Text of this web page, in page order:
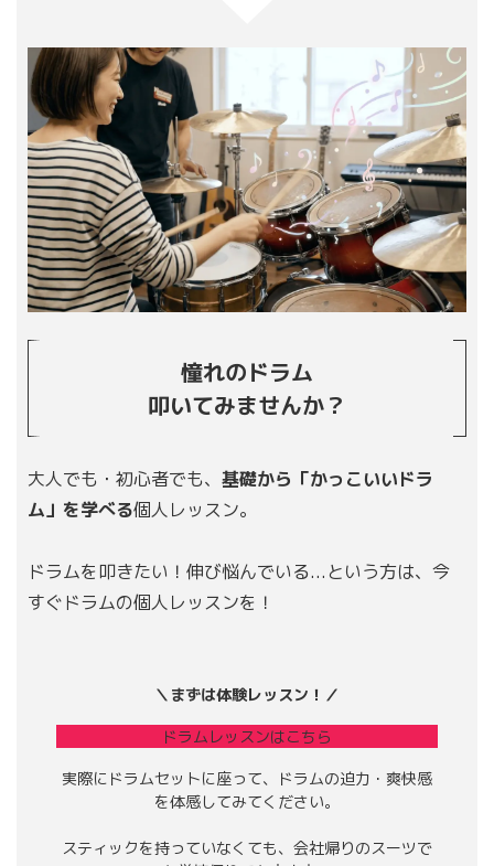
憧れのドラム
叩いてみませんか？
大人でも・初心者でも、 基礎から「かっこいいドラ
ム」を学べる個人レッスン。
ドラムを叩きたい！伸び悩んでいる...という方は、今
すぐドラムの個人レッスンを！
＼まずは体験レッスン！／
ドラムレッスンはこちら
実際にドラムセットに座って、ドラムの迫力・爽快感
を体感してみてください。
スティックを持っていなくても、会社帰りのスーツで